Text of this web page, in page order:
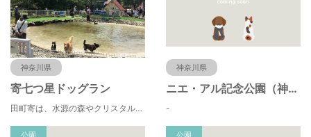
神奈川県
寄七つ星ドッグラン
田町寄は、水源の森やクリスタルな清流 、 満天の星空などの豊かな自然に包まれ、 食や農、芸術の魅力あふれる川の里です。 ドッグランエリアを中心とした『やどりき七つ星ヴィレッジ』を ゆっくりお楽しみください。
神奈川県
ニエ・アル記念公園（神奈川県藤沢市）
-
公園 公園